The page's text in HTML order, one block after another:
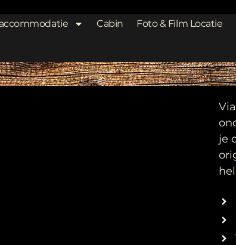
Cabin Foto & Film Locatie
je